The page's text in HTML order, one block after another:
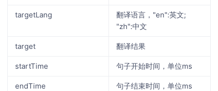
targetLang
翻译语言，"en":英文;
"zh":中文
target 翻译结果
startTime 句子开始时间，单位ms
endTime 句子结束时间，单位ms